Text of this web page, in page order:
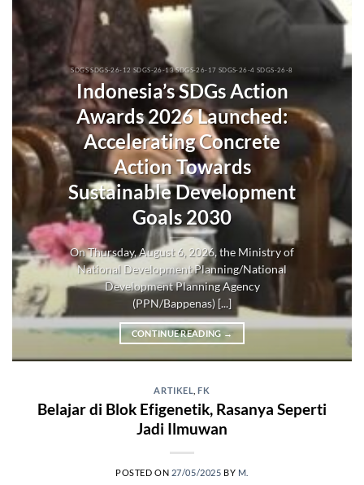
SDGS SDGS-26-12 SDGS-26-13 SDGS-26-17 SDGS-26-4 SDGS-26-8
Indonesia’s SDGs Action
Awards 2026 Launched:
Accelerating Concrete
Action Towards
Sustainable Development
Goals 2030
On Thursday, August 6, 2026, the Ministry of
National Development Planning/National
Development Planning Agency
(PPN/Bappenas) [...]
CONTINUE READING →
ARTIKEL ,FK
Belajar di Blok Efigenetik, Rasanya Seperti
Jadi Ilmuwan
POSTED ON 27/05/2025 BY M.